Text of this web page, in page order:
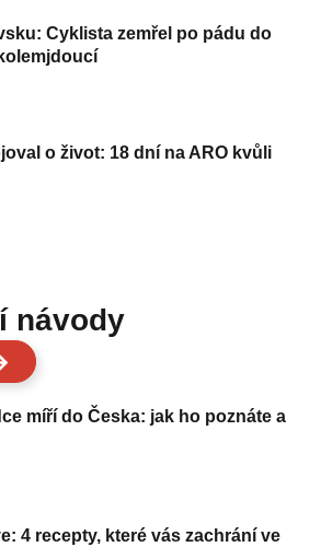
Cyklista zemřel po pádu do
o život: 18 dní na ARO kvůli
návody
míří do Česka: jak ho poznáte a
4 recepty, které vás zachrání ve